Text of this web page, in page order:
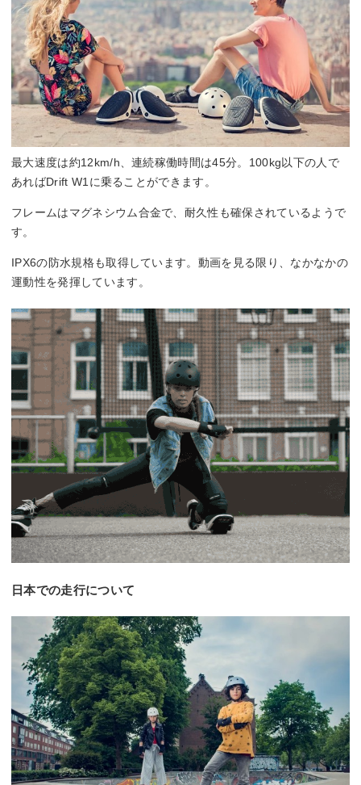
最大速度は約12km/h、連続稼働時間は45分。100kg以下の人で
あればDrift W1に乗ることができます。
フレームはマグネシウム合金で、耐久性も確保されているようで
す。
IPX6の防水規格も取得しています。動画を見る限り、なかなかの
運動性を発揮しています。
日本での走行について